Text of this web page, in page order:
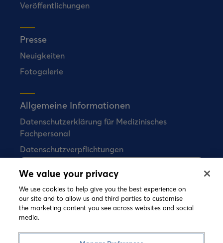
Veröffentlichungen
Presse
Neuigkeiten
Fotogalerie
Allgemeine Informationen
Datenschutzerklärung für Medizinisches
Fachpersonal
Datenschutzverpflichtungen
Bial verkauft keine Arzneimittel direkt an
Verbraucher.
We value your privacy
We use cookies to help give you the best experience on
our site and to allow us and third parties to customise
the marketing content you see across websites and social
media.